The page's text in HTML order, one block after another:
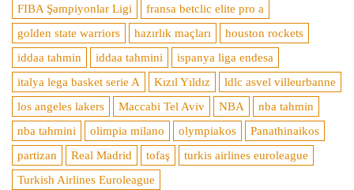
FIBA Şampiyonlar Ligi
fransa betclic elite pro a
golden state warriors
hazırlık maçları
houston rockets
iddaa tahmin
iddaa tahmini
ispanya liga endesa
italya lega basket serie A
Kızıl Yıldız
ldlc asvel villeurbanne
los angeles lakers
Maccabi Tel Aviv NBA
nba tahmin
nba tahmini
olimpia milano olympiakos
Panathinaikos
partizan
Real Madrid tofaş
turkis airlines euroleague
Turkish Airlines Euroleague